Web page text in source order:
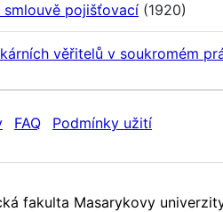
pojišťovací (1920)
věřitelů v soukromém
FAQ Podmínky užití
fakulta Masarykovy